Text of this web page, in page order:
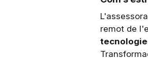
remot de